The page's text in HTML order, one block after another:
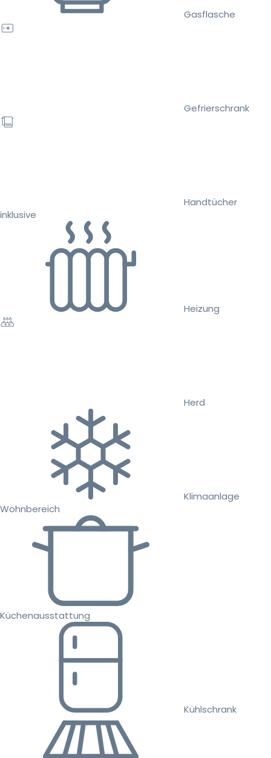
Gasflasche
Gefrierschrank
Handtücher
inklusive
Heizung
Herd
Klimaanlage
Wohnbereich
Küchenausstattung
Kühlschrank